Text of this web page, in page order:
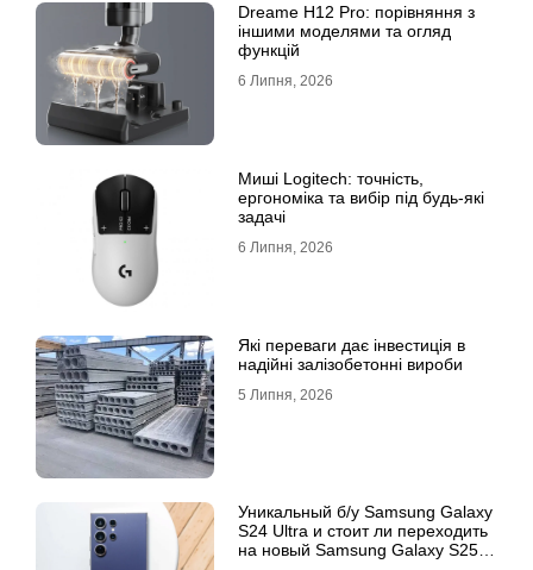
Dreame H12 Pro: порівняння з
іншими моделями та огляд
функцій
6 Липня, 2026
Миші Logitech: точність,
ергономіка та вибір під будь-які
задачі
6 Липня, 2026
Які переваги дає інвестиція в
надійні залізобетонні вироби
5 Липня, 2026
Уникальный б/у Samsung Galaxy
S24 Ultra и стоит ли переходить
на новый Samsung Galaxy S25